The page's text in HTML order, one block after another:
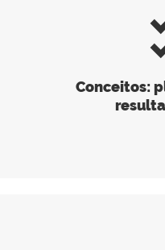
Conceitos: